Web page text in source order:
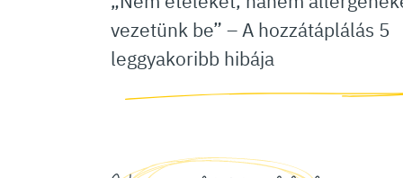
vezetünk be” – A hozzátáplálás 5
leggyakoribb hibája